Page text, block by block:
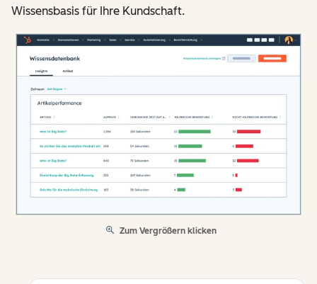
Wissensbasis für Ihre Kundschaft.
Zum Vergrößern klicken